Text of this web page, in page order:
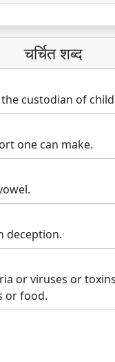
चर्चित शब्द
custodian of
one can make.
deception.
or viruses or
or food.